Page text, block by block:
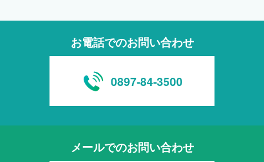
お電話でのお問い合わせ
0897-84-3500
メールでのお問い合わせ